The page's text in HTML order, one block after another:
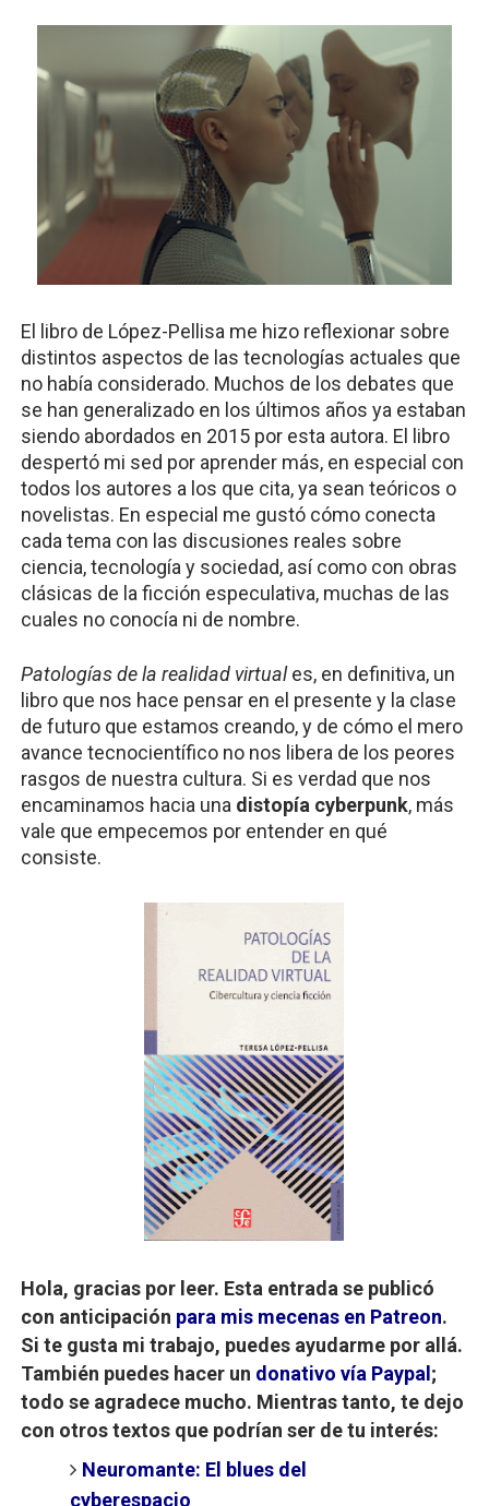
El libro de López-Pellisa me hizo reflexionar sobre
distintos aspectos de las tecnologías actuales que
no había considerado. Muchos de los debates que
se han generalizado en los últimos años ya estaban
siendo abordados en 2015 por esta autora. El libro
despertó mi sed por aprender más, en especial con
todos los autores a los que cita, ya sean teóricos o
novelistas. En especial me gustó cómo conecta
cada tema con las discusiones reales sobre
ciencia, tecnología y sociedad, así como con obras
clásicas de la ficción especulativa, muchas de las
cuales no conocía ni de nombre.
Patologías de la realidad virtuales, en definitiva, un
libro que nos hace pensar en el presente y la clase
de futuro que estamos creando, y de cómo el mero
avance tecnocientífico no nos libera de los peores
rasgos de nuestra cultura. Si es verdad que nos
encaminamos hacia una distopía cyberpunk, más
vale que empecemos por entender en qué
consiste.
Hola, gracias por leer. Esta entrada se publicó
con anticipación para mis mecenas en Patreon.
Si te gusta mi trabajo, puedes ayudarme por allá.
También puedes hacer un donativo vía Paypal ;
todo se agradece mucho. Mientras tanto, te dejo
con otros textos que podrían ser de tu interés:
Neuromante: El blues del
cyberespacio